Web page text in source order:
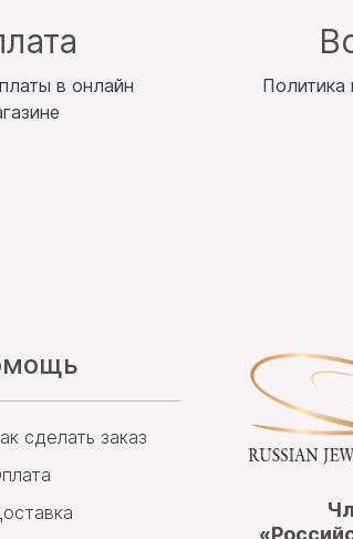
в онлайн
Политика
сделать заказ